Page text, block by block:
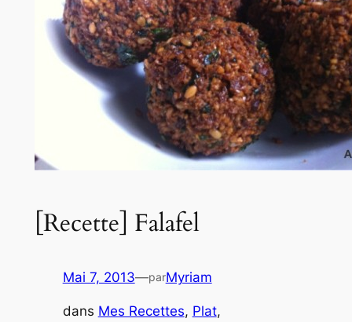
[Recette] Falafel
Mai 7, 2013—parMyriam
dans Mes Recettes, Plat